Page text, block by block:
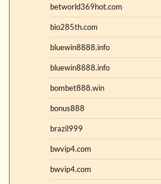
betworld369hot.com
bio285th.com
bluewin8888.info
bluewin8888.info
bombet888.win
bonus888
brazil999
bwvip4.com
bwvip4.com